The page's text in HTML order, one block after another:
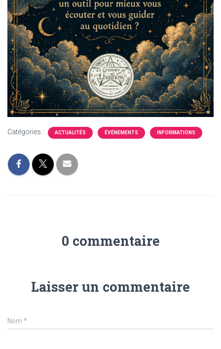
Catégories : ACTUALITÉS ÉVÉNEMENTS INFORMATIONS
0 commentaire
Laisser un commentaire
Nom *